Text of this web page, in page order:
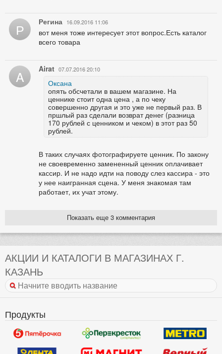
Р Регина 16.09.2016 11:06
вот меня тоже интересует этот вопрос.Есть каталог
всего товара
A Airat 07.07.2016 20:10
Оксана
опять обсчетали в вашем магазине. На
ценнике стоит одна цена , а по чеку
совершенно другая и это уже не первый раз. В
пршлый раз сделали возврат денег (разница
170 рублей с ценником и чеком) в этот раз 50
рублей.
В таких случаях фотографируете ценник. По закону
не своевременно замененный ценник оплачивает
кассир. И не надо идти на поводу слез кассира - это
у нее наигранная сцена. У меня знакомая там
работает, их учат этому.
Показать еще 3 комментария
АКЦИИ И КАТАЛОГИ В МАГАЗИНАХ Г.
КАЗАНЬ
Продукты